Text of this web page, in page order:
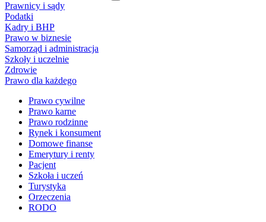
Prawnicy i sądy
Podatki
Kadry i BHP
Prawo w biznesie
Samorząd i administracja
Szkoły i uczelnie
Zdrowie
Prawo dla każdego
Prawo cywilne
Prawo karne
Prawo rodzinne
Rynek i konsument
Domowe finanse
Emerytury i renty
Pacjent
Szkoła i uczeń
Turystyka
Orzeczenia
RODO